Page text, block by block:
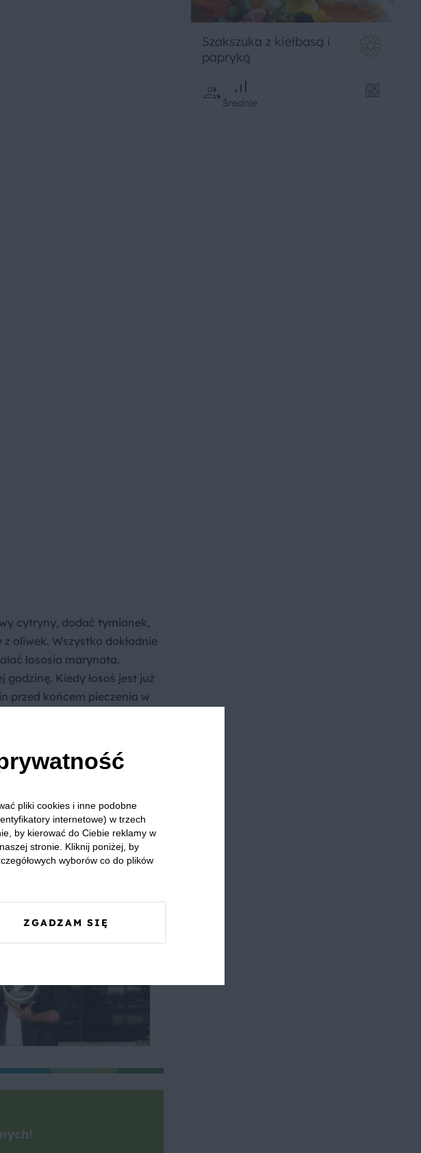
cytryny, dodać tymianek,
oliwek. Wszystko dokładnie
łososia marynata.
Kiedy łosoś jest już
przed końcem pieczenia w
bardzo pilnować tego
żeby był al'dente. Kiedy
mrożony groszek i chwilę
dodajemy do tego sos
mieszamy. Tak
końcu dodajemy młody
polanego resztka marynaty
Szakszuka z kiełbasą i
papryką
Średnie
pliki cookies i inne podobne
internetowe) w trzech
by kierować do Ciebie reklamy w
stronie. Kliknij poniżej, by
wyborów co do plików
ZGADZAM SIĘ